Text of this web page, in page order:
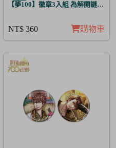
斯 月覺
【夢100】徽章3入組 為解開謎題的
NT$ 360 購物車